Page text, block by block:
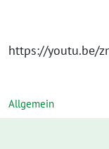
https://youtu.be/
Allgemein